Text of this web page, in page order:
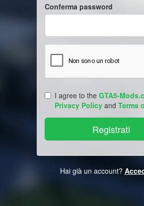
Conferma password
I agree to the GTA5-
Privacy Policy and Terms
Hai già un account?